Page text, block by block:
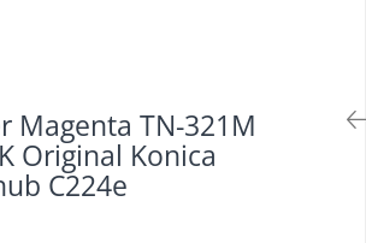
Magenta TN-321M
Original Konica
C224e